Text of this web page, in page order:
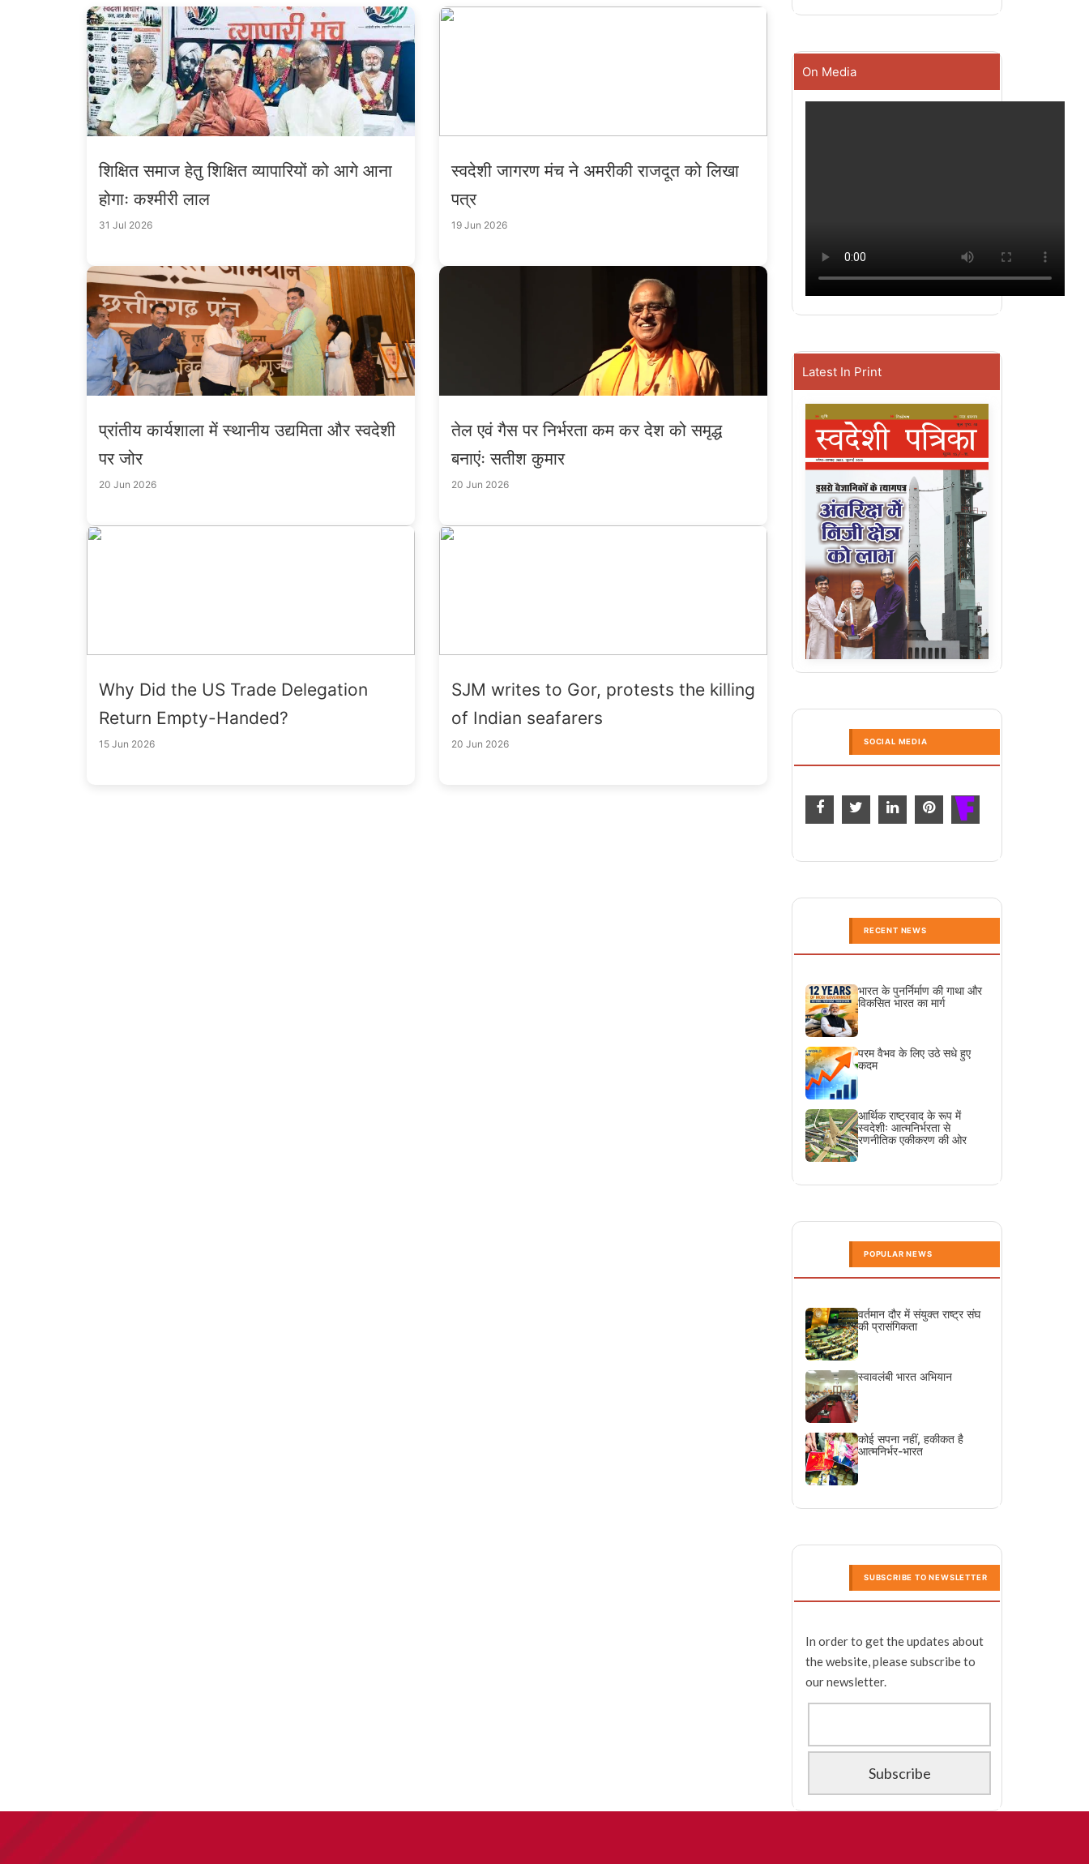
शिक्षित समाज हेतु शिक्षित व्यापारियों को आगे आना
होगाः कश्मीरी लाल
31 Jul 2026
स्वदेशी जागरण मंच ने अमरीकी राजदूत को लिखा
पत्र
19 Jun 2026
प्रांतीय कार्यशाला में स्थानीय उद्यमिता और स्वदेशी
पर जोर
20 Jun 2026
तेल एवं गैस पर निर्भरता कम कर देश को समृद्ध
बनाएंः सतीश कुमार
20 Jun 2026
Why Did the US Trade Delegation
Return Empty-Handed?
15 Jun 2026
SJM writes to Gor, protests the killing
of Indian seafarers
20 Jun 2026
On Media
Latest In Print
SOCIAL MEDIA
RECENT NEWS
भारत के पुनर्निर्माण की गाथा और
विकसित भारत का मार्ग
परम वैभव के लिए उठे सधे हुए
कदम
आर्थिक राष्ट्रवाद के रूप में
स्वदेशीः आत्मनिर्भरता से
रणनीतिक एकीकरण की ओर
POPULAR NEWS
वर्तमान दौर में संयुक्त राष्ट्र संघ
की प्रासंगिकता
स्वावलंबी भारत अभियान
कोई सपना नहीं, हकीकत है
आत्मनिर्भर-भारत
SUBSCRIBE TO NEWSLETTER
In order to get the updates about
the website, please subscribe to
our newsletter.